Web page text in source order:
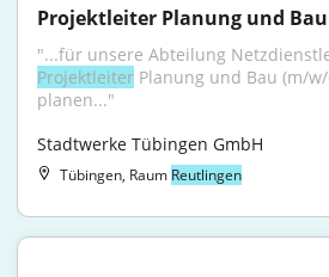
Projektleiter Planung und
Projektleiter Planung und Bau (m/
planen..."
Stadtwerke Tübingen GmbH
Tübingen, Raum Reutlingen